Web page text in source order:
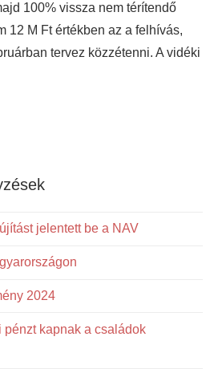
100% vissza nem térítendő
12 M Ft értékben az a felhívás,
tervez közzétenni. A vidéki
jelentett be a NAV
2024
pénzt kapnak a családok